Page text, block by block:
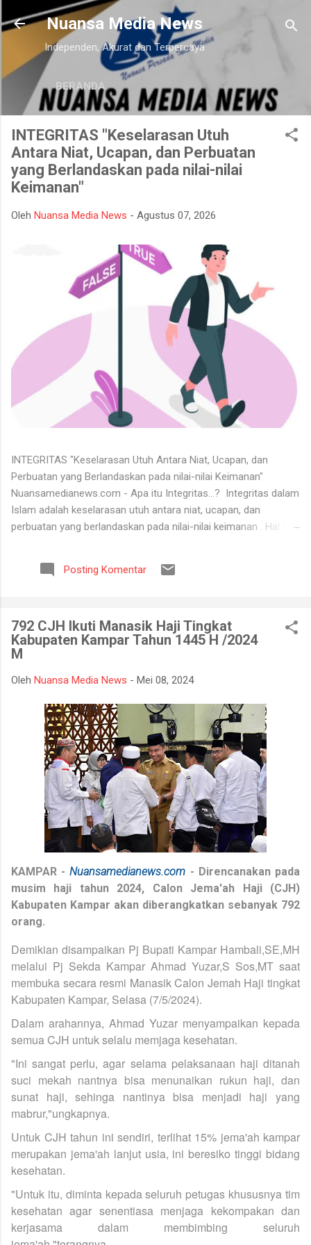
Langsung ke konten utama
Nuansa Media News
Independen, Akurat dan Terpercaya
BERANDA
INTEGRITAS "Keselarasan Utuh
Antara Niat, Ucapan, dan Perbuatan
yang Berlandaskan pada nilai-nilai
Keimanan"
Oleh Nuansa Media News - Agustus 07, 2026
INTEGRITAS "Keselarasan Utuh Antara Niat, Ucapan, dan
Perbuatan yang Berlandaskan pada nilai-nilai Keimanan"
Nuansamedianews.com - Apa itu Integritas...? Integritas dalam
Islam adalah keselarasan utuh antara niat, ucapan, dan
perbuatan yang berlandaskan pada nilai-nilai keimanan . Hal ini
mana seseorang hidup secara konsisten di jalan Allah,
menjunjung tinggi kejujuran, serta dapat dipercaya dalam setiap
mempertahankan integritasnya karena tidak tahan terhadap
ujian kehidupan. Ketika berhadapan dengan godaan bertekuk
lutut merelakan integritasnya hancur. Padahal telah
dipertahankan sekian lama, dan banyak orang menilainya
merupakan landasan penting dalam menjalankan kehidupan.
Orang beriman selalu bisa menghadapi semua keadaan, ketika
ditimpa kebahagiaan ...
Posting Komentar
792 CJH Ikuti Manasik Haji Tingkat
Kabupaten Kampar Tahun 1445 H /2024
M
Oleh Nuansa Media News - Mei 08, 2024
KAMPAR -Nuansamedianews.com - Direncanakan pada
musim haji tahun 2024, Calon Jema'ah Haji (CJH)
Kabupaten Kampar akan diberangkatkan sebanyak 792
orang.
Demikian disampaikan Pj Bupati Kampar Hambali,SE,MH
melalui Pj Sekda Kampar Ahmad Yuzar,S Sos,MT saat
membuka secara resmi Manasik Calon Jemah Haji tingkat
Kabupaten Kampar, Selasa (7/5/2024).
Dalam arahannya, Ahmad Yuzar menyampaikan kepada
semua CJH untuk selalu memjaga kesehatan.
"Ini sangat perlu, agar selama pelaksanaan haji ditanah
suci mekah nantnya bisa menunaikan rukun haji, dan
sunat haji, sehinga nantinya bisa menjadi haji yang
mabrur,"ungkapnya.
Untuk CJH tahun ini sendiri, terlihat 15% jema'ah kampar
merupakan jema'ah lanjut usia, ini beresiko tinggi bidang
kesehatan.
"Untuk itu, diminta kepada seluruh petugas khususnya tim
kesehatan agar senentiasa menjaga kekompakan dan
kerjasama dalam membimbing seluruh